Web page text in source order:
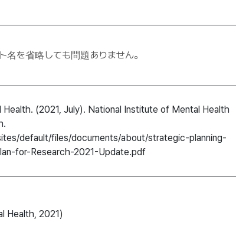
を省略しても問題ありません。
(2021, July). National Institute of Mental Health
.
default/files/documents/about/strategic-planning-
for-Research-2021-Update.pdf
Health, 2021)